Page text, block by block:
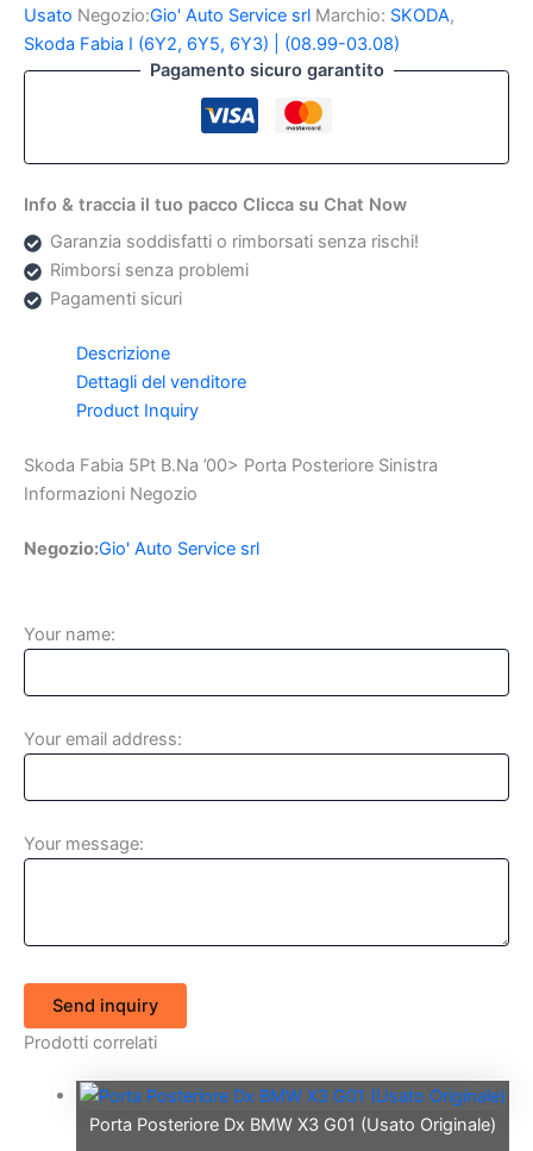
B.Na
00>
Usato Negozio:Gio' Auto Service srl Marchio: SKODA,
Skoda Fabia I (6Y2, 6Y5, 6Y3) | (08.99-03.08)
Pagamento sicuro garantito
Info & traccia il tuo pacco Clicca su Chat Now
Garanzia soddisfatti o rimborsati senza rischi!
Rimborsi senza problemi
Pagamenti sicuri
Descrizione
Dettagli del venditore
Product Inquiry
Skoda Fabia 5Pt B.Na ’00> Porta Posteriore Sinistra
Informazioni Negozio
Negozio:Gio' Auto Service srl
Your name:
Your email address:
Your message:
Send inquiry
Prodotti correlati
Porta Posteriore Dx BMW X3 G01 (Usato Originale)